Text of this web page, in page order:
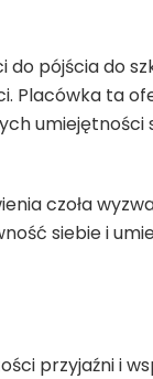
pójścia do
Placówka ta
umiejętności
czoła
siebie i
przyjaźni i